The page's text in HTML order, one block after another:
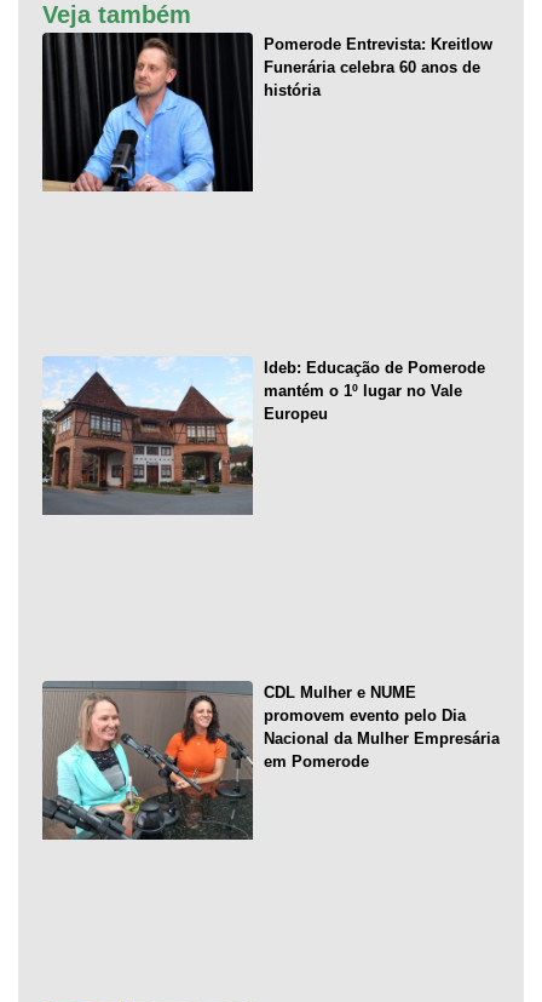
Veja também
Pomerode Entrevista: Kreitlow
Funerária celebra 60 anos de
história
Ideb: Educação de Pomerode
mantém o 1º lugar no Vale
Europeu
CDL Mulher e NUME
promovem evento pelo Dia
Nacional da Mulher Empresária
em Pomerode